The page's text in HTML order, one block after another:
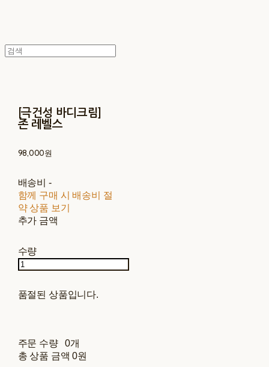
[극건성 바디크림]
존 레벨스
98,000원
배송비 -
함께 구매 시 배송비 절
약 상품 보기
추가 금액
수량
품절된 상품입니다.
주문 수량
0개
총 상품 금액 0원